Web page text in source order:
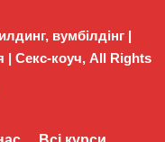
вумбілдінг |
| Секс-коуч, All Rights